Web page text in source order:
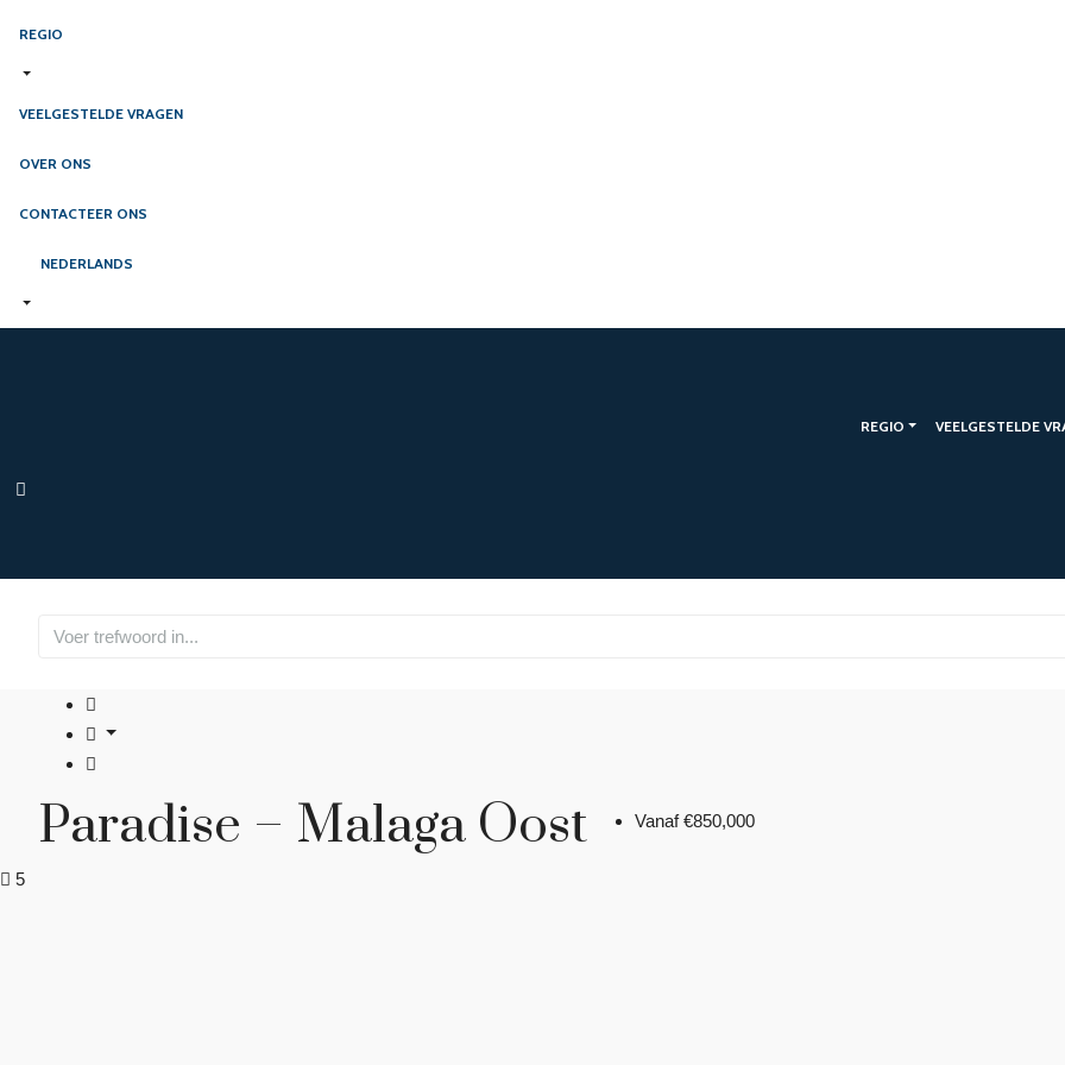
REGIO
VEELGESTELDE VRAGEN
OVER ONS
CONTACTEER ONS
NEDERLANDS
REGIO VEELGESTELDE
Paradise – Malaga Oost Vanaf€850,000
5